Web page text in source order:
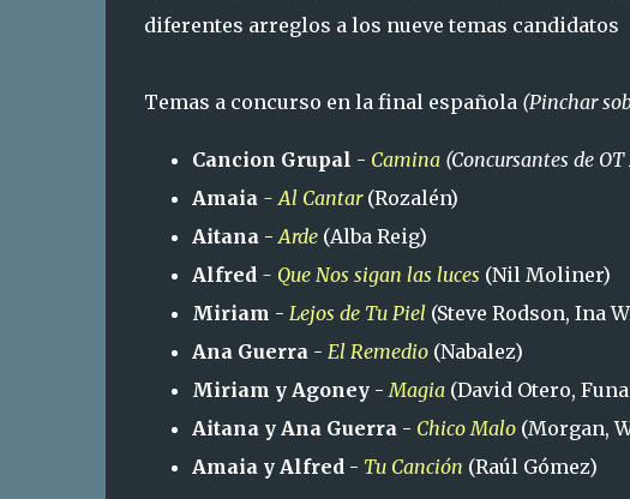
diferentes arreglos a los nueve temas candidatos
Temas a concurso en la final española (Pinchar
Cancion Grupal - Camina(Concursantes de
Amaia-Al Cantar (Rozalén)
Aitana-Arde(Alba Reig)
Alfred- Que Nos sigan las luces (Nil Moliner)
Miriam - Lejos de Tu Piel (Steve Rodson, Ina
Ana Guerra- El Remedio (Nabalez)
Miriam y Agoney-Magia(David Otero,
Aitana y Ana Guerra - Chico Malo(Morgan,
Amaia y Alfred - Tu Canción (Raúl Gómez)